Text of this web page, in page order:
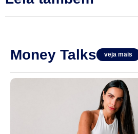
Money Talks veja mais